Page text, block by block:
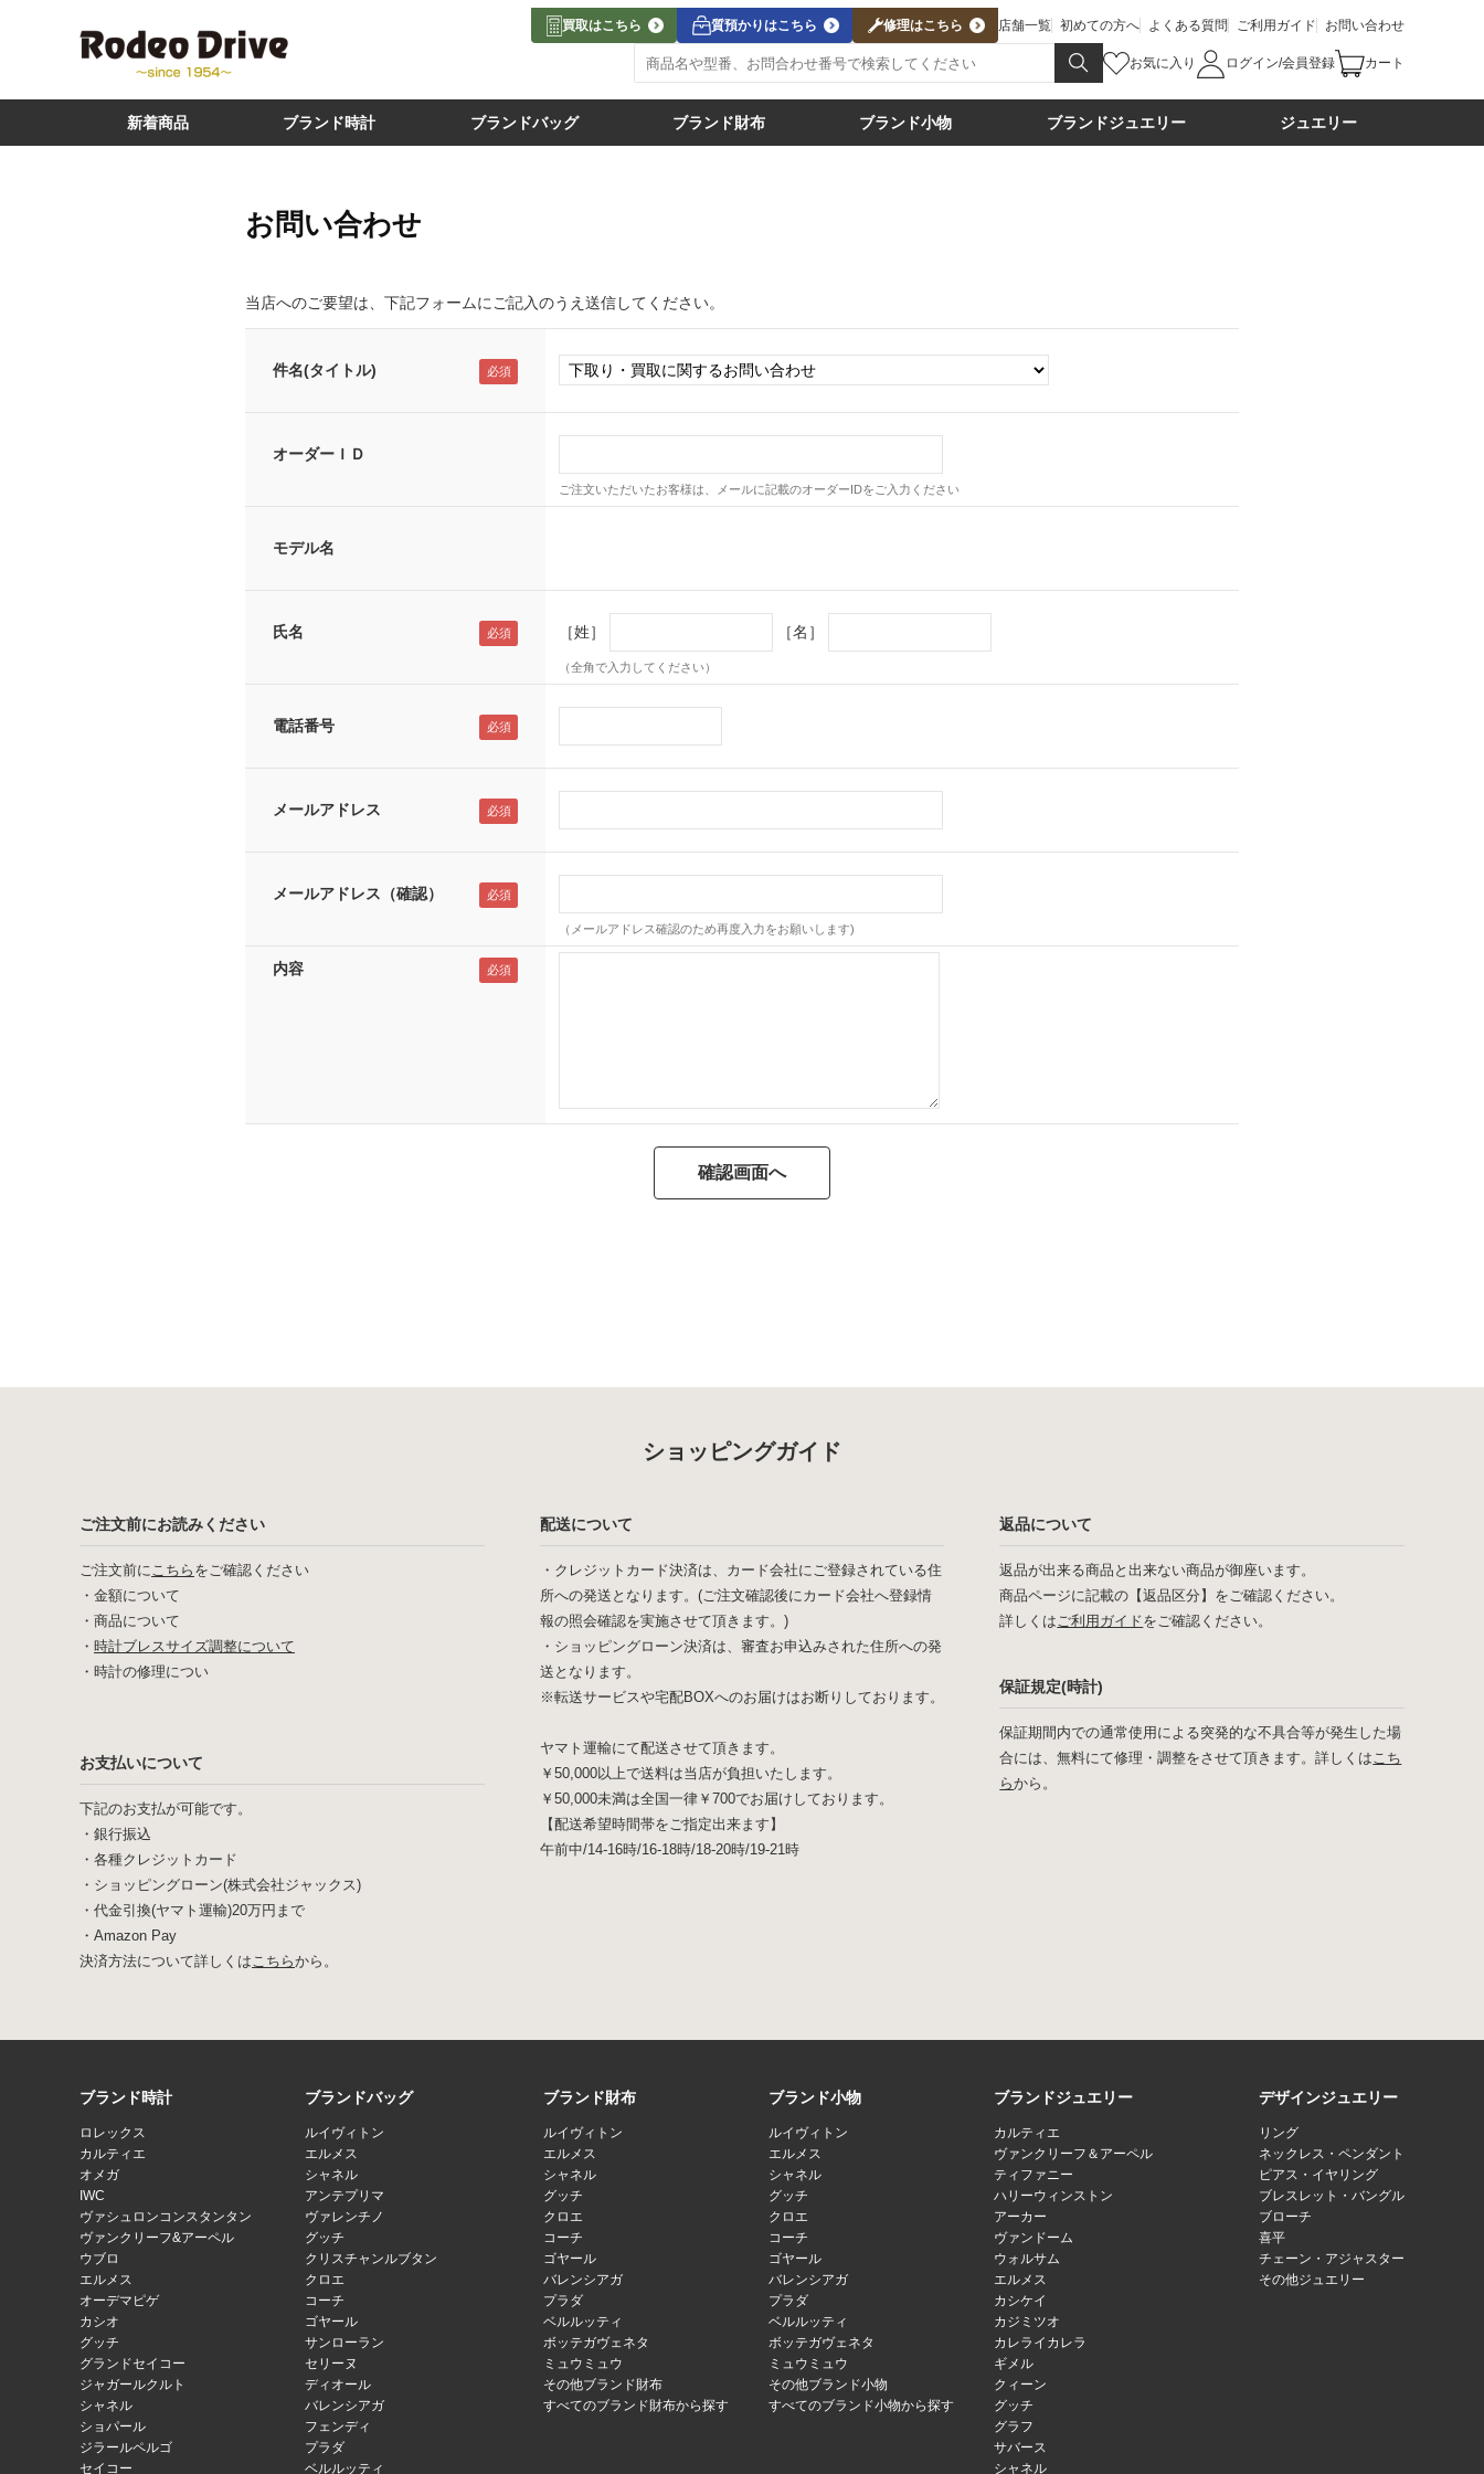
買取はこちら 質預かりはこちら 修理はこちら 店舗一覧 初めての方へ よくある質問 ご利用ガイド お問い合わせ
お気に入り ログイン/会員登録 カート
新着商品 ブランド時計 ブランドバッグ ブランド財布 ブランド小物 ブランドジュエリー ジュエリー
お問い合わせ
当店へのご要望は、下記フォームにご記入のうえ送信してください。
件名(タイトル)
オーダーＩＤ
ご注文いただいたお客様は、メールに記載のオーダーIDをご入力ください
モデル名
氏名 ［姓］ ［名］
（全角で入力してください）
電話番号
メールアドレス
メールアドレス（確認）
（メールアドレス確認のため再度入力をお願いします)
内容
ショッピングガイド
ご注文前にお読みください
ご注文前にこちら をご確認ください
・ 金額について
・ 商品について
・ 時計ブレスサイズ調整について
・ 時計の修理につい
お支払いについて
下記のお支払が可能です。
・銀行振込
・各種クレジットカード
・ショッピングローン(株式会社ジャックス)
・代金引換(ヤマト運輸)20万円まで
・Amazon Pay
決済方法について詳しくはこちらから。
配送について
・クレジットカード決済は、カード会社にご登録されている住
所への発送となります。(ご注文確認後にカード会社へ登録情
報の照会確認を実施させて頂きます。)
・ショッピングローン決済は、審査お申込みされた住所への発
送となります。
※転送サービスや宅配BOXへのお届けはお断りしております。
ヤマト運輸にて配送させて頂きます。
￥50,000以上で送料は当店が負担いたします。
￥50,000未満は全国一律￥700でお届けしております。
【配送希望時間帯をご指定出来ます】
午前中/14-16時/16-18時/18-20時/19-21時
返品について
返品が出来る商品と出来ない商品が御座います。
商品ページに記載の【返品区分】をご確認ください。
詳しくはご利用ガイドをご確認ください。
保証規定(時計)
保証期間内での通常使用による突発的な不具合等が発生した場
合には、無料にて修理・調整をさせて頂きます。詳しくはこち
らから。
ブランド時計
ロレックス
カルティエ
オメガ
IWC
ヴァシュロンコンスタンタン
ヴァンクリーフ&アーペル
ウブロ
エルメス
オーデマピゲ
カシオ
グッチ
グランドセイコー
ジャガールクルト
シャネル
ショパール
ジラールペルゴ
セイコー
ブランドバッグ
ルイヴィトン
エルメス
シャネル
アンテプリマ
ヴァレンチノ
グッチ
クリスチャンルブタン
クロエ
コーチ
ゴヤール
サンローラン
セリーヌ
ディオール
バレンシアガ
フェンディ
プラダ
ベルルッティ
ブランド財布
ルイヴィトン
エルメス
シャネル
グッチ
クロエ
コーチ
ゴヤール
バレンシアガ
プラダ
ベルルッティ
ボッテガヴェネタ
ミュウミュウ
その他ブランド財布
すべてのブランド財布から探す
ブランド小物
ルイヴィトン
エルメス
シャネル
グッチ
クロエ
コーチ
ゴヤール
バレンシアガ
プラダ
ベルルッティ
ボッテガヴェネタ
ミュウミュウ
その他ブランド小物
すべてのブランド小物から探す
ブランドジュエリー
カルティエ
ヴァンクリーフ＆アーペル
ティファニー
ハリーウィンストン
アーカー
ヴァンドーム
ウォルサム
エルメス
カシケイ
カジミツオ
カレライカレラ
ギメル
クィーン
グッチ
グラフ
サバース
シャネル
デザインジュエリー
リング
ネックレス・ペンダント
ピアス・イヤリング
ブレスレット・バングル
ブローチ
喜平
チェーン・アジャスター
その他ジュエリー